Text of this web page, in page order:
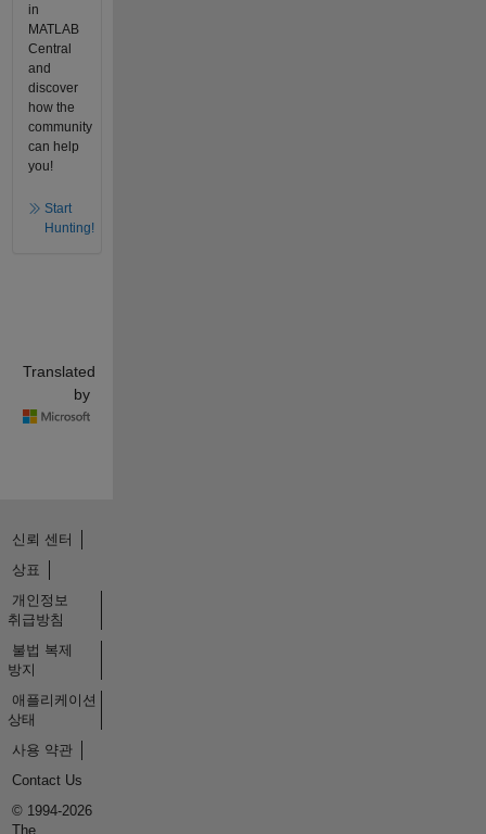
in
MATLAB
Central
and
discover
how the
community
can help
you!
Start
Hunting!
Translated
by
신뢰 센터
상표
개인정보
취급방침
불법 복제
방지
애플리케이션
상태
사용 약관
Contact Us
© 1994-2026
The